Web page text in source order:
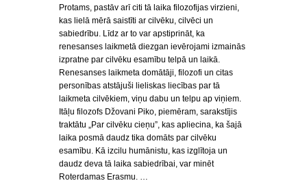
Protams, pastāv arī citi tā laika filozofijas virzieni,
kas lielā mērā saistīti ar cilvēku, cilvēci un
sabiedrību. Līdz ar to var apstiprināt, ka
renesanses laikmetā diezgan ievērojami izmainās
izpratne par cilvēku esamību telpā un laikā.
Renesanses laikmeta domātāji, filozofi un citas
personības atstājuši lieliskas liecības par tā
laikmeta cilvēkiem, viņu dabu un telpu ap viņiem.
Itāļu filozofs Džovani Piko, piemēram, sarakstījis
traktātu „Par cilvēku cieņu”, kas apliecina, ka šajā
laika posmā daudz tika domāts par cilvēku
esamību. Kā izcilu humānistu, kas izglītoja un
daudz deva tā laika sabiedrībai, var minēt
Roterdamas Erasmu. …